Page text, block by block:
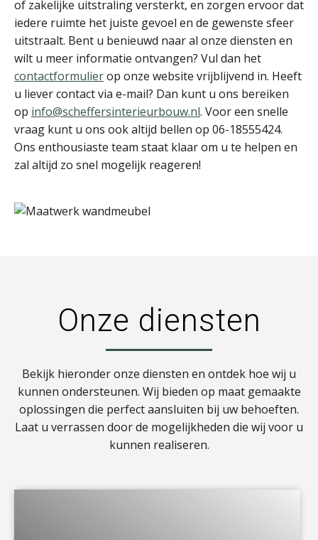
of zakelijke uitstraling versterkt, en zorgen ervoor dat
iedere ruimte het juiste gevoel en de gewenste sfeer
uitstraalt. Bent u benieuwd naar al onze diensten en
wilt u meer informatie ontvangen? Vul dan het
contactformulierop onze website vrijblijvend in. Heeft
u liever contact via e-mail? Dan kunt u ons bereiken
op info@scheffersinterieurbouw.nl. Voor een snelle
vraag kunt u ons ook altijd bellen op 06-18555424.
Ons enthousiaste team staat klaar om u te helpen en
zal altijd zo snel mogelijk reageren!
Onze diensten
Bekijk hieronder onze diensten en ontdek hoe wij u
kunnen ondersteunen. Wij bieden op maat gemaakte
oplossingen die perfect aansluiten bij uw behoeften.
Laat u verrassen door de mogelijkheden die wij voor u
kunnen realiseren.